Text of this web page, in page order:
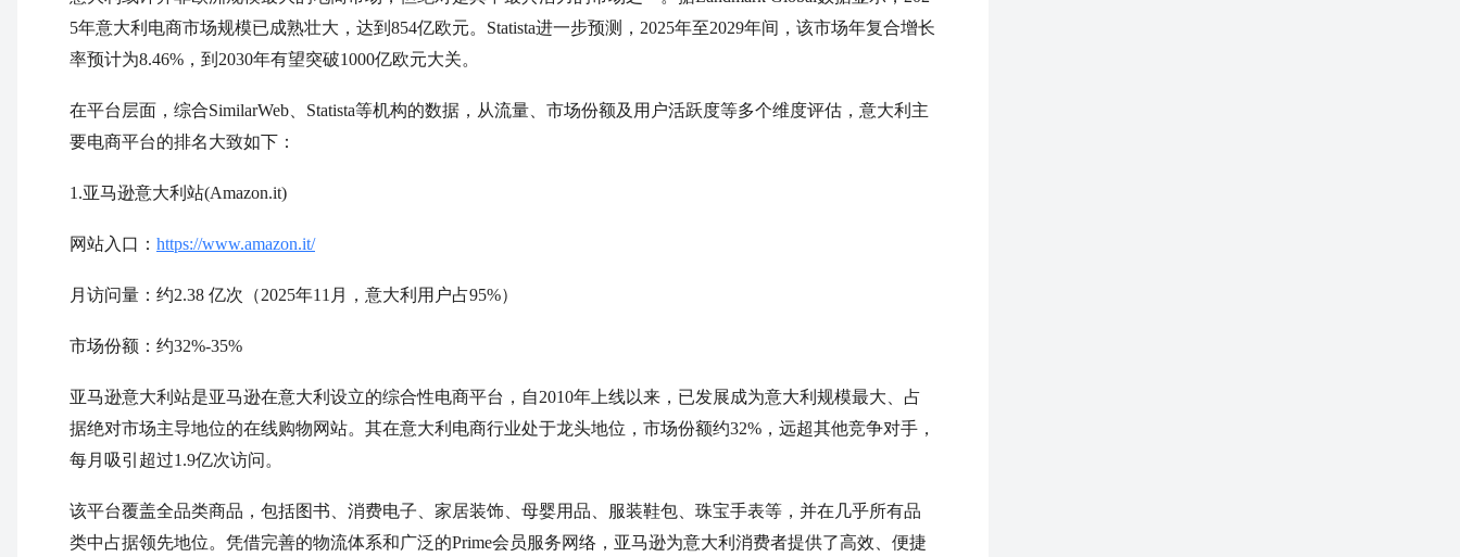
5年意大利电商市场规模已成熟壮大，达到854亿欧元。Statista进一步预测，2025年至2029年间，该市场年复合增长
率预计为8.46%，到2030年有望突破1000亿欧元大关。
在平台层面，综合SimilarWeb、Statista等机构的数据，从流量、市场份额及用户活跃度等多个维度评估，意大利主
要电商平台的排名大致如下：
1.亚马逊意大利站(Amazon.it)
网站入口： https://www.amazon.it/
月访问量：约2.38 亿次（2025年11月，意大利用户占95%）
市场份额：约32%-35%
亚马逊意大利站是亚马逊在意大利设立的综合性电商平台，自2010年上线以来，已发展成为意大利规模最大、占
据绝对市场主导地位的在线购物网站。其在意大利电商行业处于龙头地位，市场份额约32%，远超其他竞争对手，
每月吸引超过1.9亿次访问。
该平台覆盖全品类商品，包括图书、消费电子、家居装饰、母婴用品、服装鞋包、珠宝手表等，并在几乎所有品
类中占据领先地位。凭借完善的物流体系和广泛的Prime会员服务网络，亚马逊为意大利消费者提供了高效、便捷